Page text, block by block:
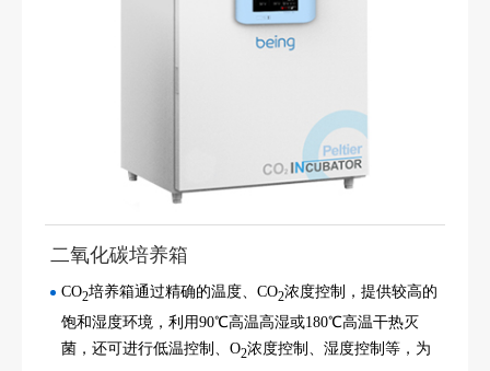
二氧化碳培养箱
CO2培养箱通过精确的温度、CO2浓度控制，提供较高的
饱和湿度环境，利用90℃高温高湿或180℃高温干热灭
菌，还可进行低温控制、O2浓度控制、湿度控制等，为